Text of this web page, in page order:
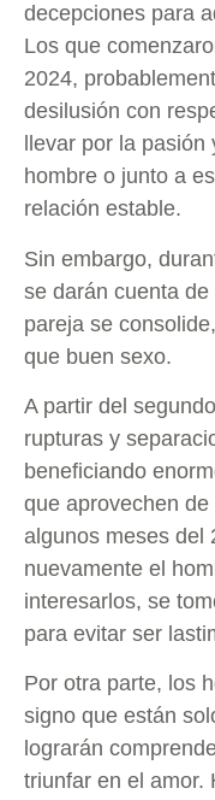
decepciones para
Los que
2024,
desilusión con
llevar por la
hombre o junto a
relación estable.
Sin embargo,
se darán cuenta
pareja se
que buen sexo.
A partir del
rupturas y
beneficiando
que aprovechen
algunos meses del
nuevamente el
interesarlos, se
para evitar ser
Por otra parte, los
signo que están
lograrán
triunfar en el amor.